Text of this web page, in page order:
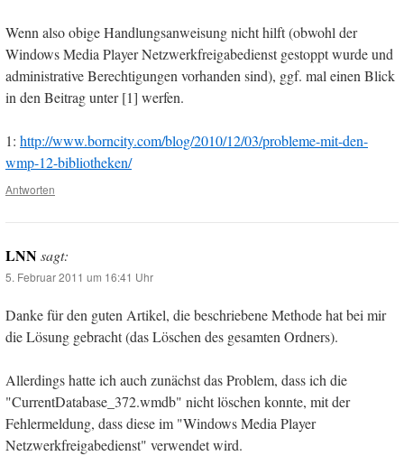
Wenn also obige Handlungsanweisung nicht hilft (obwohl der
Windows Media Player Netzwerkfreigabedienst gestoppt wurde und
administrative Berechtigungen vorhanden sind), ggf. mal einen Blick
in den Beitrag unter [1] werfen.
1: http://www.borncity.com/blog/2010/12/03/probleme-mit-den-
wmp-12-bibliotheken/
Antworten
LNNsagt:
5. Februar 2011 um 16:41 Uhr
Danke für den guten Artikel, die beschriebene Methode hat bei mir
die Lösung gebracht (das Löschen des gesamten Ordners).
Allerdings hatte ich auch zunächst das Problem, dass ich die
"CurrentDatabase_372.wmdb" nicht löschen konnte, mit der
Fehlermeldung, dass diese im "Windows Media Player
Netzwerkfreigabedienst" verwendet wird.